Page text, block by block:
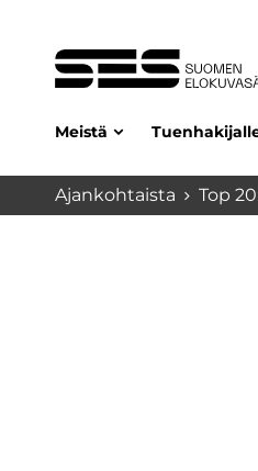
Meistä
Ajankohtaista Top